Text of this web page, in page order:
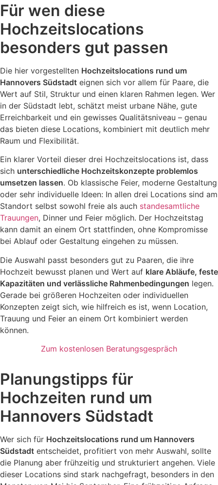
Für wen diese
Hochzeitslocations
besonders gut passen
Die hier vorgestellten Hochzeitslocations rund um
Hannovers Südstadt eignen sich vor allem für Paare, die
Wert auf Stil, Struktur und einen klaren Rahmen legen. Wer
in der Südstadt lebt, schätzt meist urbane Nähe, gute
Erreichbarkeit und ein gewisses Qualitätsniveau – genau
das bieten diese Locations, kombiniert mit deutlich mehr
Raum und Flexibilität.
Ein klarer Vorteil dieser drei Hochzeitslocations ist, dass
sich unterschiedliche Hochzeitskonzepte problemlos
umsetzen lassen. Ob klassische Feier, moderne Gestaltung
oder sehr individuelle Ideen: In allen drei Locations sind am
Standort selbst sowohl freie als auch standesamtliche
Trauungen, Dinner und Feier möglich. Der Hochzeitstag
kann damit an einem Ort stattfinden, ohne Kompromisse
bei Ablauf oder Gestaltung eingehen zu müssen.
Die Auswahl passt besonders gut zu Paaren, die ihre
Hochzeit bewusst planen und Wert auf klare Abläufe, feste
Kapazitäten und verlässliche Rahmenbedingungen legen.
Gerade bei größeren Hochzeiten oder individuellen
Konzepten zeigt sich, wie hilfreich es ist, wenn Location,
Trauung und Feier an einem Ort kombiniert werden
können.
Zum kostenlosen Beratungsgespräch
Planungstipps für
Hochzeiten rund um
Hannovers Südstadt
Wer sich für Hochzeitslocations rund um Hannovers
Südstadt entscheidet, profitiert von mehr Auswahl, sollte
die Planung aber frühzeitig und strukturiert angehen. Viele
dieser Locations sind stark nachgefragt, besonders in den